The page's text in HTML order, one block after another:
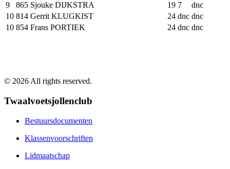
9
865 Sjouke DIJKSTRA 19 7
dnc
10 814 Gerrit KLUGKIST 24 dnc dnc
10 854 Frans PORTIEK 24 dnc dnc
© 2026 All rights reserved.
Twaalvoetsjollenclub
Bestuursdocumenten
Klassenvoorschriften
Lidmaatschap